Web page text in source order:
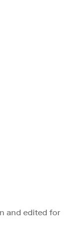
and edited for